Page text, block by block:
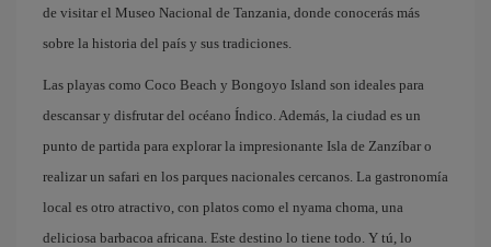
de visitar el Museo Nacional de Tanzania, donde conocerás más
sobre la historia del país y sus tradiciones.
Las playas como Coco Beach y Bongoyo Island son ideales para
descansar y disfrutar del océano Índico. Además, la ciudad es un
punto de partida para explorar la impresionante Isla de Zanzíbar o
realizar un safari en los parques nacionales cercanos. La gastronomía
local es otro atractivo, con platos como el nyama choma, una
deliciosa barbacoa africana. Este destino lo tiene todo. Y tú, lo